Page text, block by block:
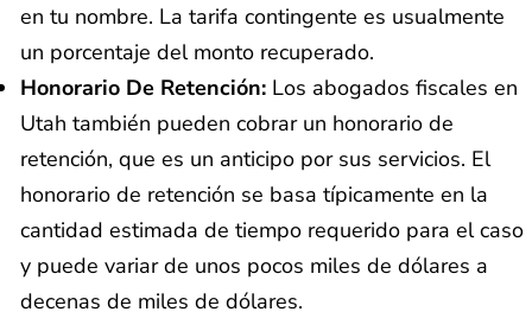
en tu nombre. La tarifa contingente es usualmente
un porcentaje del monto recuperado.
Honorario De Retención: Los abogados fiscales en
Utah también pueden cobrar un honorario de
retención, que es un anticipo por sus servicios. El
honorario de retención se basa típicamente en la
cantidad estimada de tiempo requerido para el caso
y puede variar de unos pocos miles de dólares a
decenas de miles de dólares.